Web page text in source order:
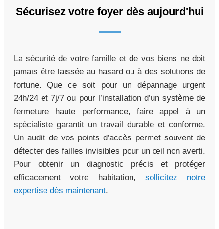
Sécurisez votre foyer dès aujourd'hui
La sécurité de votre famille et de vos biens ne doit
jamais être laissée au hasard ou à des solutions de
fortune. Que ce soit pour un dépannage urgent
24h/24 et 7j/7 ou pour l’installation d’un système de
fermeture haute performance, faire appel à un
spécialiste garantit un travail durable et conforme.
Un audit de vos points d’accès permet souvent de
détecter des failles invisibles pour un œil non averti.
Pour obtenir un diagnostic précis et protéger
efficacement votre habitation, sollicitez notre
expertise dès maintenant.